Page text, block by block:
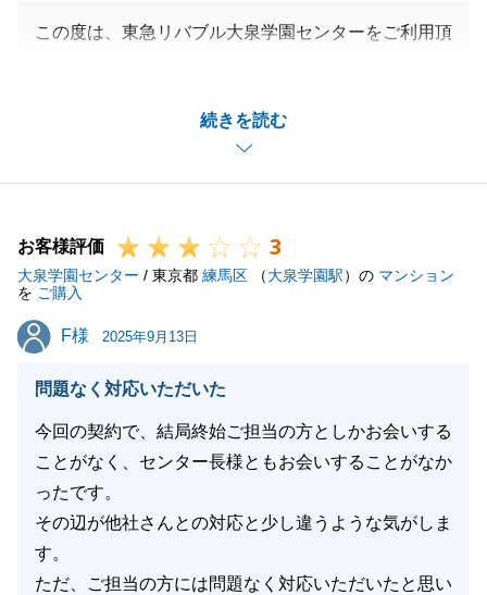
続きを読む
この度は、東急リバブル大泉学園センターをご利用頂
率も高い物件でしたが、お忙しい中柔軟にご対応頂き
今回のマイホームのご購入が叶ったものと存じており
ます。
_今後とも、不動産のご相談がございましたらお気軽
にご用命ください。
お客様評価 3
大泉学園センター / 東京都 練馬区 （大泉学園駅）の マンション
を ご購入
F様
F様 2025年9月13日
問題なく対応いただいた
今回の契約で、結局終始ご担当の方としかお会いする
ことがなく、センター長様ともお会いすることがなか
ったです。
その辺が他社さんとの対応と少し違うような気がしま
す。
ただ、ご担当の方には問題なく対応いただいたと思い